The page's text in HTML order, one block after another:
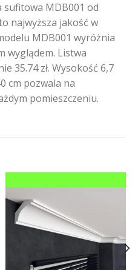
MDB001 od
najwyższa jakość w
MDB001 wyróżnia
wyglądem. Listwa
35.74 zł. Wysokość 6,7
cm pozwala na
pomieszczeniu.